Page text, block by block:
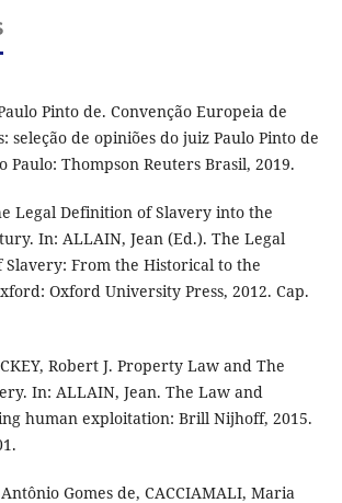
Pinto de. Convenção Europeia de
seleção de opiniões do juiz Paulo Pinto de
Paulo: Thompson Reuters Brasil, 2019.
Legal Definition of Slavery into the
In: ALLAIN, Jean (Ed.). The Legal
From the Historical to the
Oxford University Press, 2012. Cap.
Robert J. Property Law and The
In: ALLAIN, Jean. The Law and
human exploitation: Brill Nijhoff, 2015.
Gomes de, CACCIAMALI, Maria